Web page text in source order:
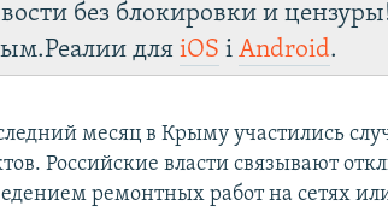
без блокировки и
дляiOS іAndroid.
месяц в Крыму участились
Российские власти связывают
ремонтных работ на сетях